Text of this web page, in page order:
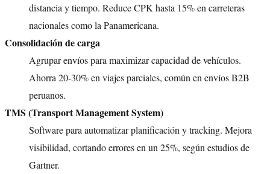
distancia y tiempo. Reduce CPK hasta 15% en carreteras
nacionales como la Panamericana.
Consolidación de carga
Agrupar envíos para maximizar capacidad de vehículos.
Ahorra 20-30% en viajes parciales, común en envíos B2B
peruanos.
TMS (Transport Management System)
Software para automatizar planificación y tracking. Mejora
visibilidad, cortando errores en un 25%, según estudios de
Gartner.